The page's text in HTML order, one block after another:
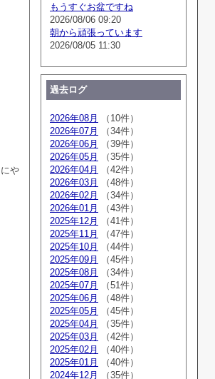
や
もうすぐお盆ですね
2026/08/06 09:20
朝から頑張っています
2026/08/05 11:30
過去ログ
2026年08月
（10件）
2026年07月
（34件）
2026年06月
（39件）
2026年05月
（35件）
2026年04月
（42件）
2026年03月
（48件）
2026年02月
（34件）
2026年01月
（43件）
2025年12月
（41件）
2025年11月
（47件）
2025年10月
（44件）
2025年09月
（45件）
2025年08月
（34件）
2025年07月
（51件）
2025年06月
（48件）
2025年05月
（45件）
2025年04月
（35件）
2025年03月
（42件）
2025年02月
（40件）
2025年01月
（40件）
2024年12月
（35件）